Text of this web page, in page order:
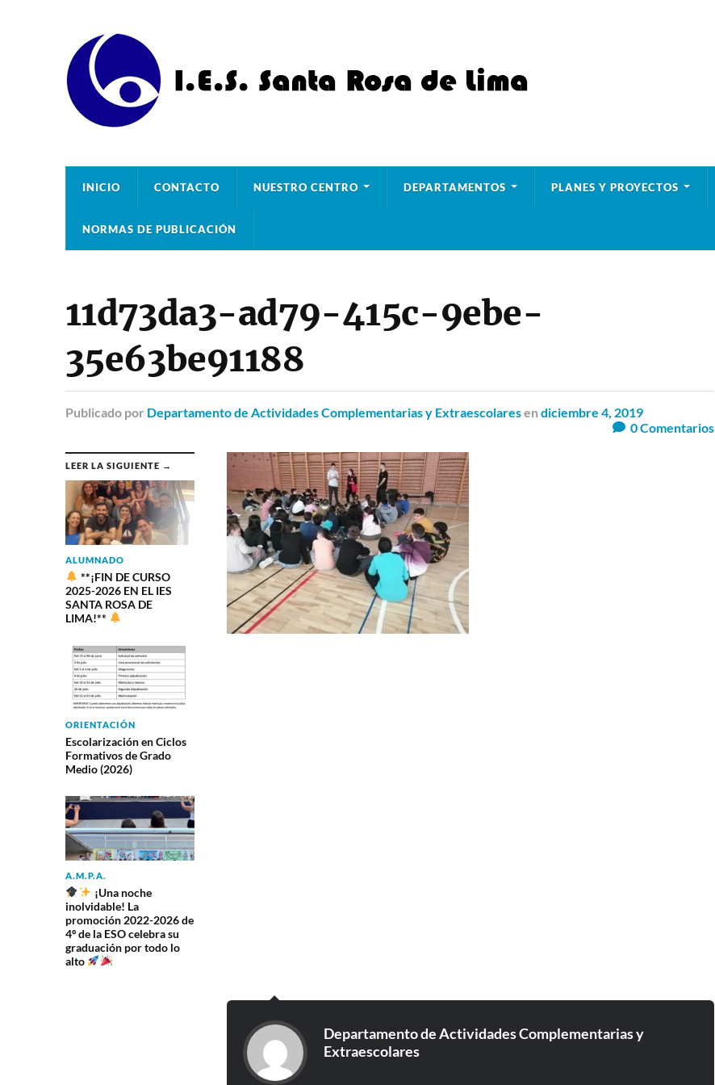
INICIO CONTACTO NUESTRO CENTRO DEPARTAMENTOS PLANES Y PROYECTOS
NORMAS DE PUBLICACIÓN
11d73da3-ad79-415c-9ebe-
35e63be91188
Publicado por Departamento de Actividades Complementarias y Extraescolaresen diciembre 4, 2019
0Comentarios
LEER LA SIGUIENTE →
ALUMNADO
**¡FIN DE CURSO
2025-2026 EN EL IES
SANTA ROSA DE
LIMA!**
ORIENTACIÓN
Escolarización en Ciclos
Formativos de Grado
Medio (2026)
A.M.P.A.
¡Una noche
inolvidable! La
promoción 2022-2026 de
4º de la ESO celebra su
graduación por todo lo
alto
Departamento de Actividades Complementarias y
Extraescolares